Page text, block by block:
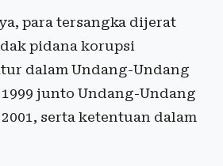
para tersangka dijerat
pidana korupsi
dalam Undang-Undang
junto Undang-Undang
serta ketentuan dalam